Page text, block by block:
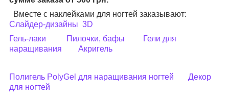
Вместе с наклейками для ногтей заказывают:
Слайдер-дизайны 3D
Гель-лаки
Пилочки, бафы
Гели для
наращивания
Акригель
Полигель PolyGel для наращивания ногтей
Декор
для ногтей